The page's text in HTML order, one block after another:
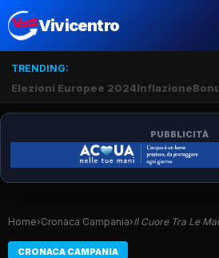
Vivicentro
TRENDING:
Elezioni Europee 2024Inflazione
PUBBLICITÀ
Home›Cronaca Campania›Il Cuore Tra Le
CRONACA CAMPANIA